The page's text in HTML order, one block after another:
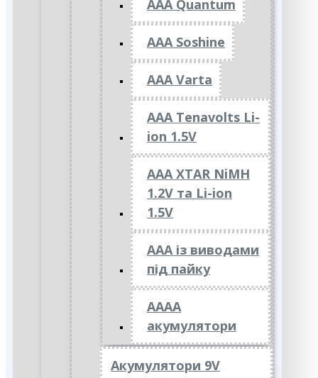
AAA Quantum
AAA Soshine
AAA Varta
AAA Tenavolts Li-
ion 1.5V
AAA XTAR NiMH
1.2V та Li-ion
1.5V
ААА із виводами
під пайку
АААА
акумулятори
Акумулятори 9V